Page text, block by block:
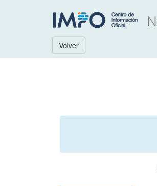
Volver